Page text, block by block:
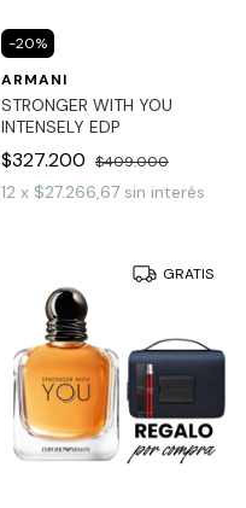
-20%
ARMANI
STRONGER WITH YOU
INTENSELY EDP
$327.200 $409.000
12 x $27.266,67 sin interés
GRATIS